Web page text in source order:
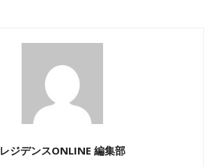
レジデンスONLINE 編集部